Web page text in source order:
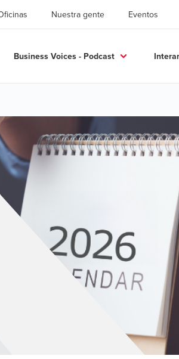
Nuestra gente Eventos
Business Voices - Podcast